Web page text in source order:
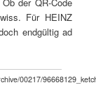
der QR-Code
Für HEINZ
endgültig ad
00217/